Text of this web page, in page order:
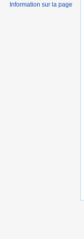
Information sur la page